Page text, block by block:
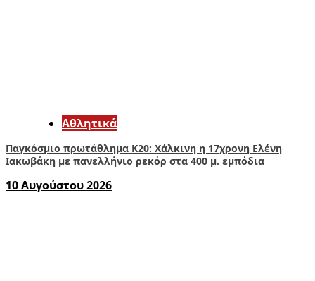
Αθλητικά
Παγκόσμιο πρωτάθλημα Κ20: Χάλκινη η 17χρονη Ελένη
Ιακωβάκη με πανελλήνιο ρεκόρ στα 400 μ. εμπόδια
10 Αυγούστου 2026